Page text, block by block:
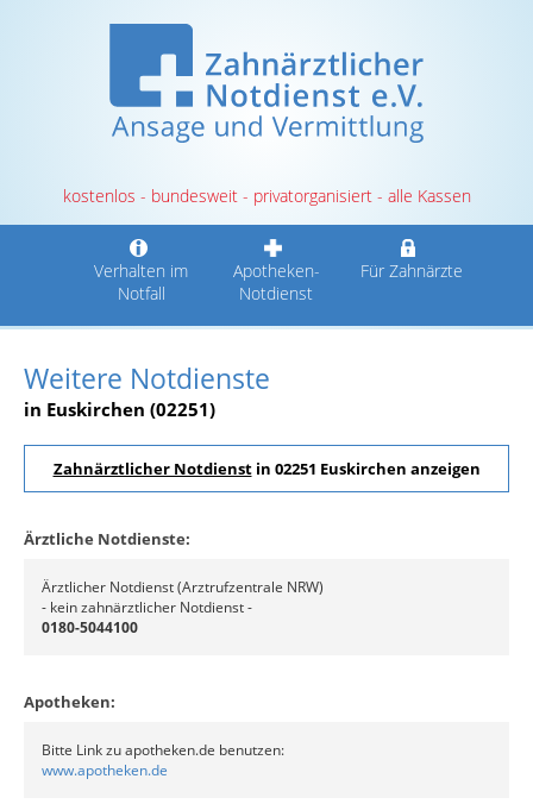
kostenlos - bundesweit - privatorganisiert - alle Kassen
Verhalten im
Notfall
Apotheken-
Notdienst
Für Zahnärzte
Weitere Notdienste
in Euskirchen (02251)
Zahnärztlicher Notdienstin 02251 Euskirchen anzeigen
Ärztliche Notdienste:
Ärztlicher Notdienst (Arztrufzentrale NRW)
- kein zahnärztlicher Notdienst -
0180-5044100
Apotheken:
Bitte Link zu apotheken.de benutzen:
www.apotheken.de